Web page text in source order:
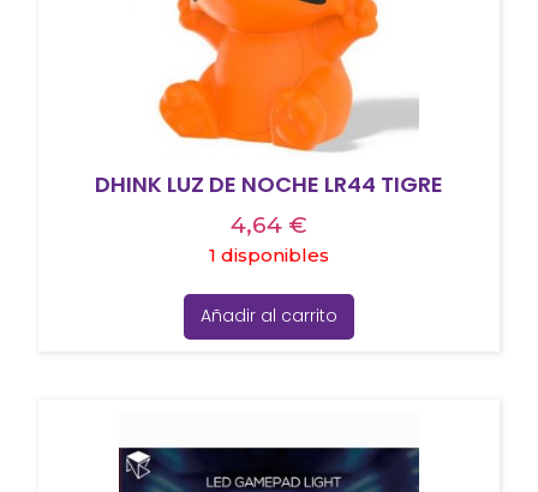
DHINK LUZ DE NOCHE LR44 TIGRE
4,64 €
1 disponibles
Añadir al carrito